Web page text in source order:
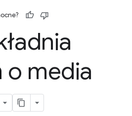
o media